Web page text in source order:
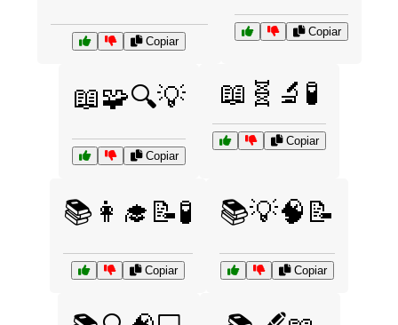
Copiar
Copiar
📖🧩🔍💡
Copiar
📖🧬🔬🧪
Copiar
📚👩‍🎓📝🧪
Copiar
📚💡🧠📝
Copiar